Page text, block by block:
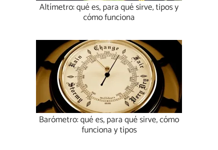
Altímetro: qué es, para qué sirve, tipos y
cómo funciona
Barómetro: qué es, para qué sirve, cómo
funciona y tipos